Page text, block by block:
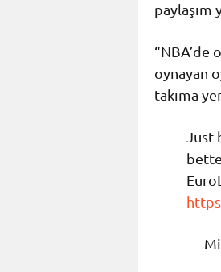
paylaşım
“NBA’de
oynayan
takıma
Just
—